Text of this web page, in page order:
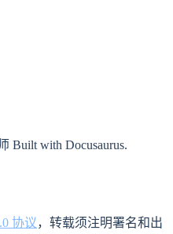
Built with Docusaurus.
协议，转载须注明署名和出